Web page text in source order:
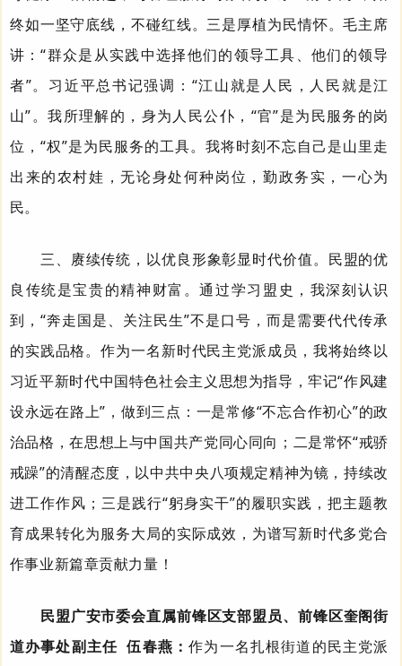
终如一坚守底线，不碰红线。三是厚植为民情怀。毛主席
讲：“群众是从实践中选择他们的领导工具、他们的领导
者”。习近平总书记强调：“江山就是人民，人民就是江
山”。我所理解的，身为人民公仆，“官”是为民服务的岗
位，“权”是为民服务的工具。我将时刻不忘自己是山里走
出来的农村娃，无论身处何种岗位，勤政务实，一心为
民。
三、 赓续传统，以优良形象彰显时代价值。 民盟的优
良传统是宝贵的精神财富。通过学习盟史，我深刻认识
到，“奔走国是、关注民生”不是口号，而是需要代代传承
的实践品格。作为一名新时代民主党派成员，我将始终以
习近平新时代中国特色社会主义思想为指导，牢记“作风建
设永远在路上”，做到三点：一是常修“不忘合作初心”的政
治品格，在思想上与中国共产党同心同向；二是常怀“戒骄
戒躁”的清醒态度，以中共中央八项规定精神为镜，持续改
进工作作风；三是践行“躬身实干”的履职实践，把主题教
育成果转化为服务大局的实际成效，为谱写新时代多党合
作事业新篇章贡献力量！
民盟广安市委会直属前锋区支部盟员、前锋区奎阁街
道办事处副主任 伍春燕：作为一名扎根街道的民主党派